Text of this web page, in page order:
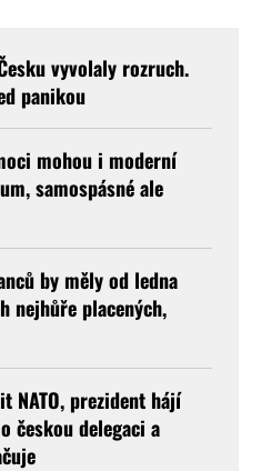
vyvolaly rozruch.
panikou
mohou i moderní
samospásné ale
by měly od ledna
nejhůře placených,
NATO, prezident hájí
českou delegaci a